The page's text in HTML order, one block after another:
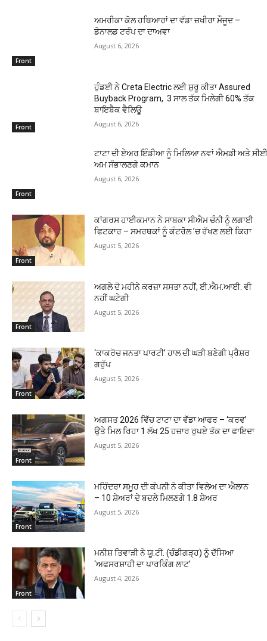
Front
ਅਮਰੀਕਾ ਕੋਲ ਹਥਿਆਰਾਂ ਦਾ ਵੱਡਾ ਜ਼ਖੀਰਾ ਮੌਜੂਦ –
ਡੋਨਾਲਡ ਟਰੰਪ ਦਾ ਦਾਅਵਾ
August 6, 2026
Front
ਹੁੰਡਈ ਨੇ Creta Electric ਲਈ ਸ਼ੁਰੂ ਕੀਤਾ Assured
Buyback Program, 3 ਸਾਲ ਤੱਕ ਮਿਲੇਗੀ 60% ਤੱਕ
ਬਾਇਬੈਕ ਵੈਲਿਊ
August 6, 2026
Front
ਟਾਟਾ ਦੀ ਏਅਰ ਇੰਡੀਆ ਨੂੰ ਮਿਲਿਆ ਨਵਾਂ ਐਮਡੀ ਅਤੇ
ਅਮ ਸੰਭਾਲਣਗੇ ਕਮਾਨ
August 6, 2026
Front
ਕਾਂਗਰਸ ਹਾਈਕਮਾਨ ਨੇ ਸਾਬਕਾ ਸੀਐਮ ਚੰਨੀ ਨੂੰ ਲਗਾਈ
ਫਿਟਕਾਰ – ਸਮਰਥਕਾਂ ਨੂੰ ਕੰਟਰੋਲ ’ਚ ਰੱਖਣ ਲਈ ਕਿਹਾ
August 5, 2026
Front
ਅਗਲੇ ਦੋ ਮਹੀਨੇ ਕਰਜ਼ਾ ਸਸਤਾ ਨਹੀਂ, ਈ.ਐਮ.ਆਈ. ਵੀ
ਨਹੀਂ ਘਟੇਗੀ
August 5, 2026
Front
‘ਕਾਕਰੋਚ ਜਨਤਾ ਪਾਰਟੀ’ ਹਾਲ ਦੀ ਘੜੀ ਬਣੇਗੀ ਪ੍ਰੈਸ਼ਰ
ਗਰੁੱਪ
August 5, 2026
Front
ਅਗਸਤ 2026 ਵਿੱਚ ਟਾਟਾ ਦਾ ਵੱਡਾ ਆਫਰ – ‘ਕਰਵ’
ਉਤੇ ਮਿਲ ਰਿਹਾ 1 ਲੱਖ 25 ਹਜ਼ਾਰ ਰੁਪਏ ਤੱਕ ਦਾ ਫਾਇਦਾ
August 5, 2026
Front
ਮਹਿੰਦਰਾ ਸਮੂਹ ਦੀ ਕੰਪਨੀ ਨੇ ਕੀਤਾ ਵਿਲੇਅ ਦਾ ਐਲਾਨ
– 10 ਸ਼ੇਅਰਾਂ ਦੇ ਬਦਲੇ ਮਿਲਣਗੇ 1.8 ਸ਼ੇਅਰ
August 5, 2026
Front
ਮਨੀਸ਼ ਤਿਵਾੜੀ ਨੇ ਯੂ.ਟੀ. (ਚੰਡੀਗੜ੍ਹ) ਨੂੰ ਦੱਸਿਆ
‘ਅਫਸਰਸ਼ਾਹੀ ਦਾ ਪਾਰਕਿੰਗ ਲਾਟ’
August 4, 2026